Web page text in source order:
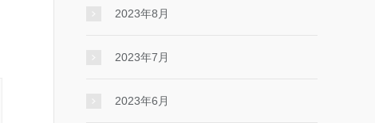
2023年8月
2023年7月
2023年6月